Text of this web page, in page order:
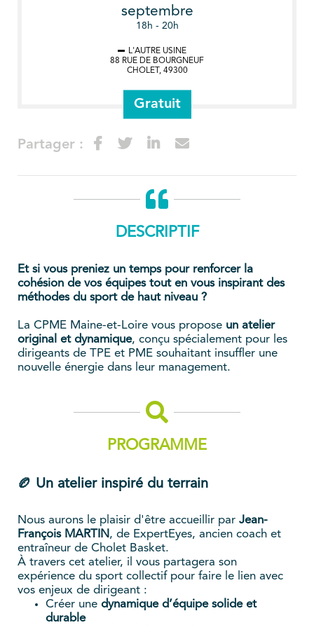
septembre
18h - 20h
L'AUTRE USINE
88 RUE DE BOURGNEUF
CHOLET , 49300
Gratuit
Partager :
DESCRIPTIF
Et si vous preniez un temps pour renforcer la
cohésion de vos équipes tout en vous inspirant des
méthodes du sport de haut niveau ?
La CPME Maine-et-Loire vous propose un atelier
original et dynamique, conçu spécialement pour les
dirigeants de TPE et PME souhaitant insuffler une
nouvelle énergie dans leur management.
PROGRAMME
🏉 Un atelier inspiré du terrain
Nous aurons le plaisir d'être accueillir par Jean-
François MARTIN, de ExpertEyes, ancien coach et
entraîneur de Cholet Basket.
À travers cet atelier, il vous partagera son
expérience du sport collectif pour faire le lien avec
vos enjeux de dirigeant :
Créer une dynamique d’équipe solide et
durable